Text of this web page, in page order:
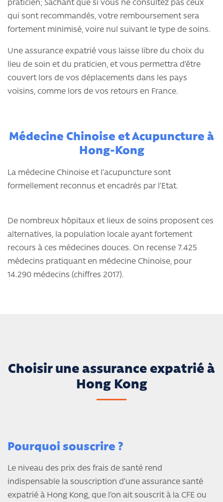
praticien; Sachant que si vous ne consultez pas ceux
qui sont recommandés, votre remboursement sera
fortement minimisé, voire nul suivant le type de soins.
Une assurance expatrié vous laisse libre du choix du
lieu de soin et du praticien, et vous permettra d’être
couvert lors de vos déplacements dans les pays
voisins, comme lors de vos retours en France.
Médecine Chinoise et Acupuncture à
Hong-Kong
La médecine Chinoise et l’acupuncture sont
formellement reconnus et encadrés par l’Etat.
De nombreux hôpitaux et lieux de soins proposent ces
alternatives, la population locale ayant fortement
recours à ces médecines douces. On recense 7.425
médecins pratiquant en médecine Chinoise, pour
14.290 médecins (chiffres 2017).
Choisir une assurance expatrié à
Hong Kong
Pourquoi souscrire ?
Le niveau des prix des frais de santé rend
indispensable la souscription d’une assurance santé
expatrié à Hong Kong, que l’on ait souscrit à la CFE ou